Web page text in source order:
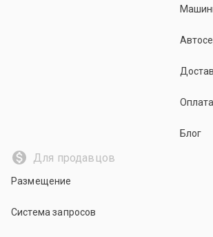
Оплата
Блог
Для продавцов
Размещение
Система запросов